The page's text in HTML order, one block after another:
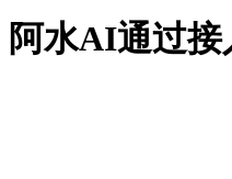
阿水AI通过接